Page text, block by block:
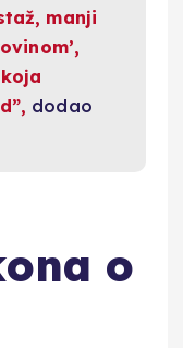
manji
dodao
o